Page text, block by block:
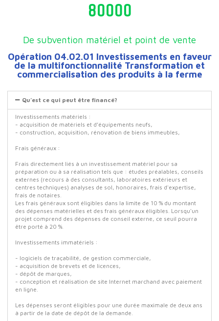
80000
De subvention matériel et point de vente
Opération 04.02.01 Investissements en faveur
de la multifonctionnalité Transformation et
commercialisation des produits à la ferme
Qu’est ce qui peut être financé?
Investissements matériels :
- acquisition de matériels et d’équipements neufs,
- construction, acquisition, rénovation de biens immeubles,
Frais généraux :
Frais directement liés à un investissement matériel pour sa
préparation ou à sa réalisation tels que : études préalables, conseils
externes (recours à des consultants, laboratoires extérieurs et
centres techniques) analyses de sol, honoraires, frais d'expertise,
frais de notaires.
Les frais généraux sont éligibles dans la limite de 10 % du montant
des dépenses matérielles et des frais généraux éligibles. Lorsqu'un
projet comprend des dépenses de conseil externe, ce seuil pourra
être porté à 20 %.
Investissements immatériels :
- logiciels de traçabilité, de gestion commerciale,
- acquisition de brevets et de licences,
- dépôt de marques,
- conception et réalisation de site Internet marchand avec paiement
en ligne.
Les dépenses seront éligibles pour une durée maximale de deux ans
à partir de la date de dépôt de la demande.